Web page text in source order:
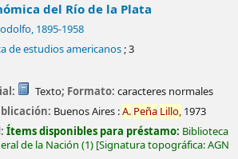
del Río de la Plata
, 1895-1958
de estudios americanos; 3
Texto; Formato: caracteres normales
Buenos Aires :A. Peña Lillo, 1973
Ítems disponibles para préstamo: Biblioteca
de la Nación (1) Signatura topográfica:AGN